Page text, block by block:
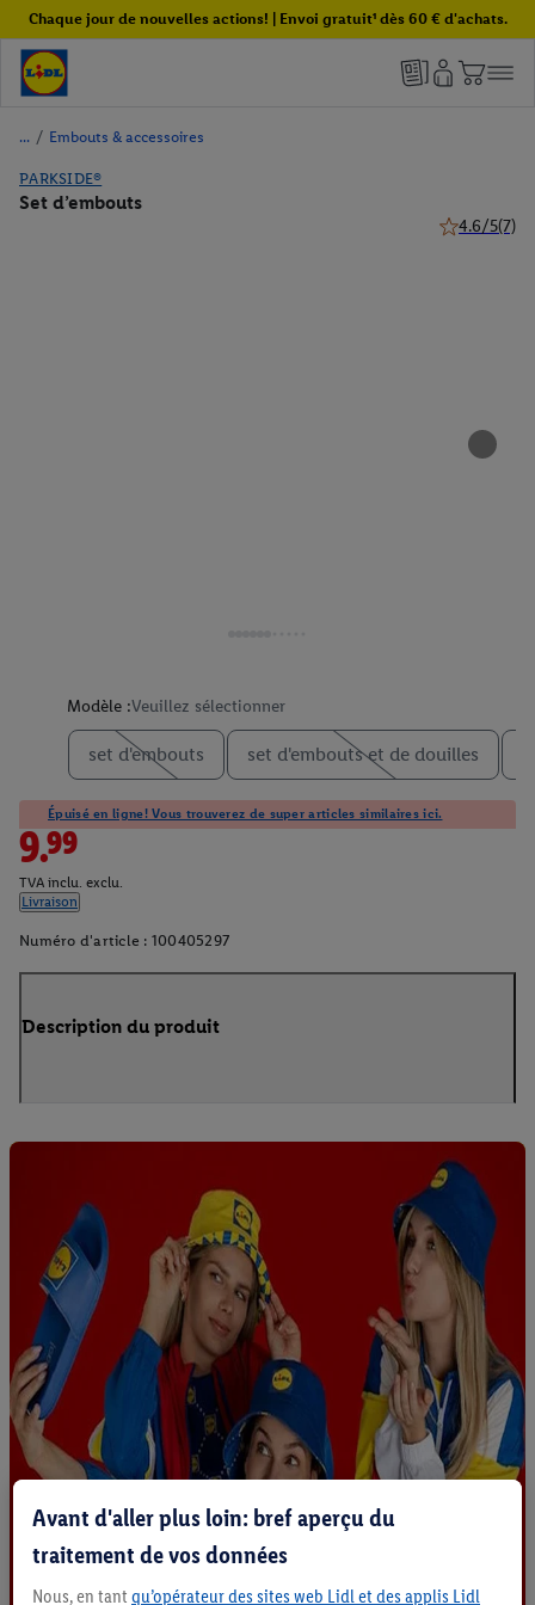
Chaque jour de nouvelles actions! | Envoi gratuit¹ dès 60 € d'achats.
/ Embouts & accessoires
PARKSIDE®
Set d’embouts
4.6/5(7)
Modèle :Veuillez sélectionner
set d'embouts set d'embouts et de douilles
Épuisé en ligne! Vous trouverez de super articles similaires ici.
9.99
TVA inclu. exclu.
Livraison
Numéro d'article : 100405297
Description du produit
Avant d'aller plus loin: bref aperçu du
traitement de vos données
Nous, en tant qu’opérateur des sites web Lidl et des applis Lidl